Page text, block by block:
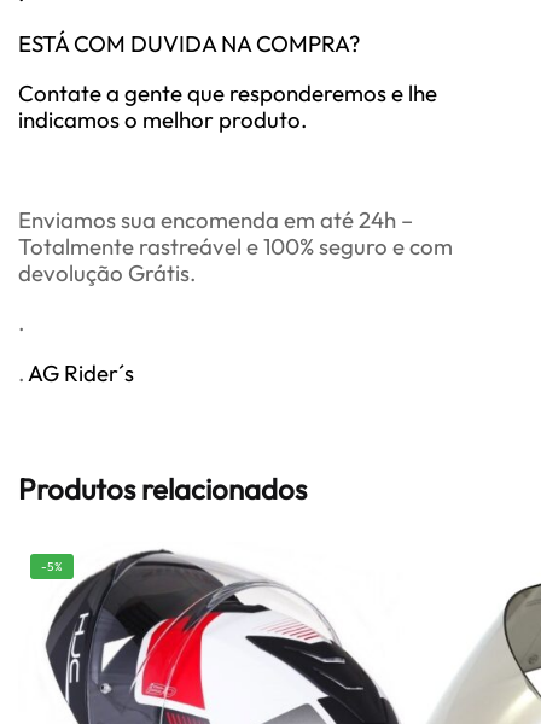
ESTÁ COM DUVIDA NA COMPRA?
Contate a gente que responderemos e lhe
indicamos o melhor produto.
Enviamos sua encomenda em até 24h –
Totalmente rastreável e 100% seguro e com
devolução Grátis.
.
. AG Rider´s
Produtos relacionados
-5%